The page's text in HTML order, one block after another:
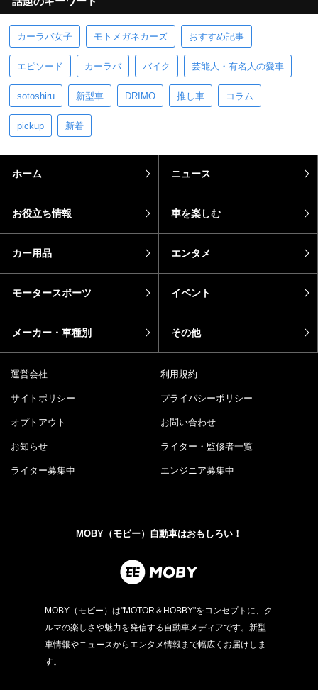
カーラバ女子 モトメガネカーズ おすすめ記事
エピソード カーラバ バイク 芸能人・有名人の愛車
sotoshiru 新型車 DRIMO 推し車 コラム
pickup 新着
ホーム ニュース
お役立ち情報 車を楽しむ
カー用品 エンタメ
モータースポーツ イベント
メーカー・車種別 その他
運営会社 利用規約
サイトポリシー プライバシーポリシー
オプトアウト お問い合わせ
お知らせ ライター・監修者一覧
ライター募集中 エンジニア募集中
MOBY（モビー）自動車はおもしろい！
MOBY（モビー）は"MOTOR＆HOBBY"をコンセプトに、ク
ルマの楽しさや魅力を発信する自動車メディアです。新型
車情報やニュースからエンタメ情報まで幅広くお届けしま
す。